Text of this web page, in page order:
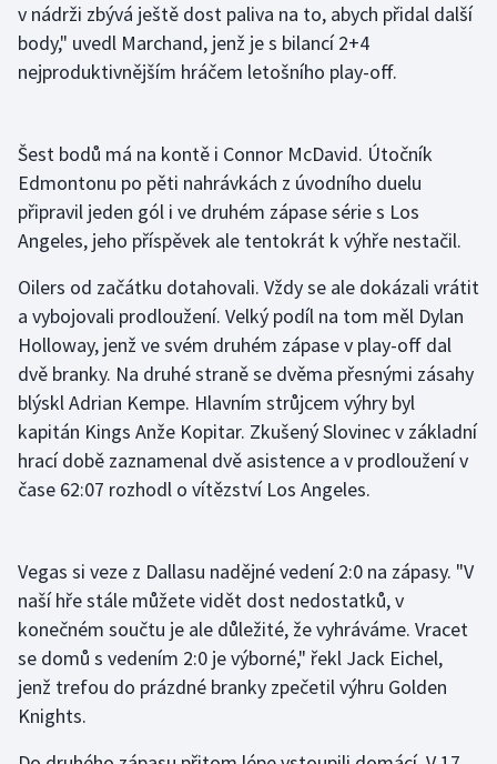
Ragby
Rychlobruslení
Short track
Sportovní střelba
Stolní tenis
Triatlon
Veslování
Vodní slalom
Volejbal
v nádrži zbývá ještě dost paliva na to, abych přidal další
body," uvedl Marchand, jenž je s bilancí 2+4
nejproduktivnějším hráčem letošního play-off.
Šest bodů má na kontě i Connor McDavid. Útočník
Edmontonu po pěti nahrávkách z úvodního duelu
připravil jeden gól i ve druhém zápase série s Los
Angeles, jeho příspěvek ale tentokrát k výhře nestačil.
Oilers od začátku dotahovali. Vždy se ale dokázali vrátit
a vybojovali prodloužení. Velký podíl na tom měl Dylan
Holloway, jenž ve svém druhém zápase v play-off dal
dvě branky. Na druhé straně se dvěma přesnými zásahy
blýskl Adrian Kempe. Hlavním strůjcem výhry byl
kapitán Kings Anže Kopitar. Zkušený Slovinec v základní
hrací době zaznamenal dvě asistence a v prodloužení v
čase 62:07 rozhodl o vítězství Los Angeles.
Vegas si veze z Dallasu nadějné vedení 2:0 na zápasy. "V
naší hře stále můžete vidět dost nedostatků, v
konečném součtu je ale důležité, že vyhráváme. Vracet
se domů s vedením 2:0 je výborné," řekl Jack Eichel,
jenž trefou do prázdné branky zpečetil výhru Golden
Knights.